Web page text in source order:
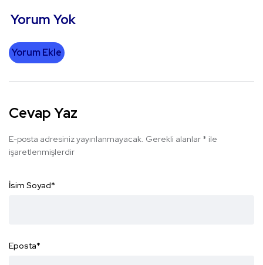
Yorum Yok
Yorum Ekle
Cevap Yaz
E-posta adresiniz yayınlanmayacak. Gerekli alanlar * ile
işaretlenmişlerdir
İsim Soyad*
Eposta*